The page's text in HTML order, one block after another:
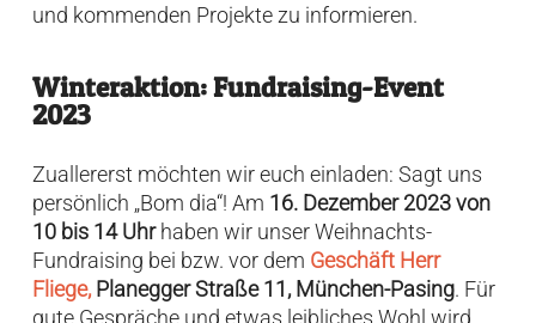
und kommenden Projekte zu informieren.
Winteraktion: Fundraising-Event
2023
Zuallererst möchten wir euch einladen: Sagt uns
persönlich „Bom dia“! Am 16. Dezember 2023 von
10 bis 14 Uhrhaben wir unser Weihnachts-
Fundraising bei bzw. vor dem Geschäft Herr
Fliege, Planegger Straße 11, München-Pasing. Für
gute Gespräche und etwas leibliches Wohl wird